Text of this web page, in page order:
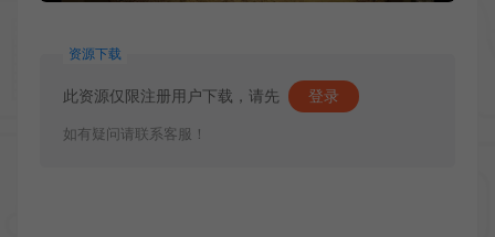
资源下载
此资源仅限注册用户下载，请先 登录
如有疑问请联系客服！